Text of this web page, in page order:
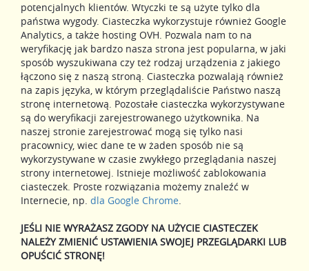
potencjalnych klientów. Wtyczki te są użyte tylko dla
państwa wygody. Ciasteczka wykorzystuje również Google
Analytics, a także hosting OVH. Pozwala nam to na
weryfikację jak bardzo nasza strona jest popularna, w jaki
sposób wyszukiwana czy też rodzaj urządzenia z jakiego
łączono się z naszą stroną. Ciasteczka pozwalają również
na zapis języka, w którym przeglądaliście Państwo naszą
stronę internetową. Pozostałe ciasteczka wykorzystywane
są do weryfikacji zarejestrowanego użytkownika. Na
naszej stronie zarejestrować mogą się tylko nasi
pracownicy, wiec dane te w żaden sposób nie są
wykorzystywane w czasie zwykłego przeglądania naszej
strony internetowej. Istnieje możliwość zablokowania
ciasteczek. Proste rozwiązania możemy znaleźć w
Internecie, np. dla Google Chrome.
JEŚLI NIE WYRAŻASZ ZGODY NA UŻYCIE CIASTECZEK
NALEŻY ZMIENIĆ USTAWIENIA SWOJEJ PRZEGLĄDARKI LUB
OPUŚCIĆ STRONĘ!